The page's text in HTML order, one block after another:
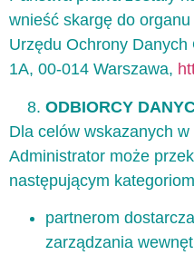
wnieść skargę do
Urzędu Ochrony
1A, 00-014 Warszawa,
ODBIORCY
Dla celów wskazanych
Administrator może
następującym
partnerom
zarządzania